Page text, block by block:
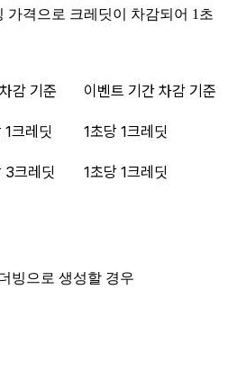
가격으로 크레딧이 차감되어 1초
감 기준 이벤트 기간 차감 기준
1크레딧 1초당 1크레딧
3크레딧 1초당 1크레딧
빙으로 생성할 경우